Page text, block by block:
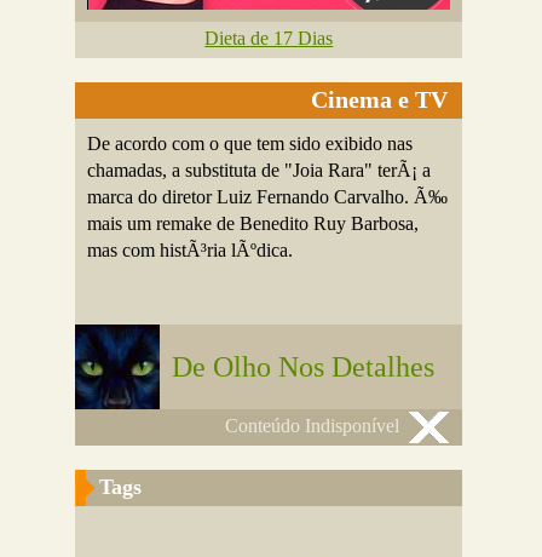
Dieta de 17 Dias
Cinema e TV
De acordo com o que tem sido exibido nas
chamadas, a substituta de "Joia Rara" terÃ¡ a
marca do diretor Luiz Fernando Carvalho. Ã‰
mais um remake de Benedito Ruy Barbosa,
mas com histÃ³ria lÃºdica.
De Olho Nos Detalhes
Conteúdo Indisponível
Tags